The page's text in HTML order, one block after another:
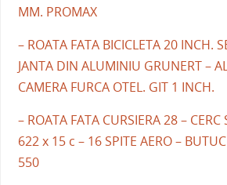
MM. PROMAX
– ROATA FATA BICICLETA 20 INCH.
JANTA DIN ALUMINIU GRUNERT –
CAMERA FURCA OTEL. GIT 1 INCH.
– ROATA FATA CURSIERA 28 –
622 x 15 c – 16 SPITE AERO –
550